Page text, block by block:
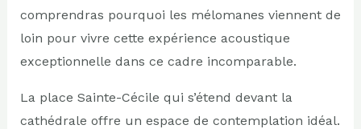
comprendras pourquoi les mélomanes viennent de
loin pour vivre cette expérience acoustique
exceptionnelle dans ce cadre incomparable.
La place Sainte-Cécile qui s’étend devant la
cathédrale offre un espace de contemplation idéal.